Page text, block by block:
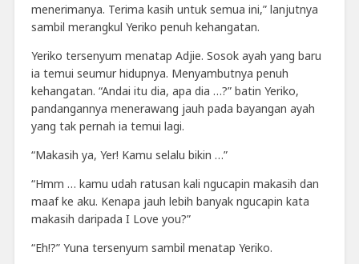
menerimanya. Terima kasih untuk semua ini,” lanjutnya
sambil merangkul Yeriko penuh kehangatan.
Yeriko tersenyum menatap Adjie. Sosok ayah yang baru
ia temui seumur hidupnya. Menyambutnya penuh
kehangatan. “Andai itu dia, apa dia …?” batin Yeriko,
pandangannya menerawang jauh pada bayangan ayah
yang tak pernah ia temui lagi.
“Makasih ya, Yer! Kamu selalu bikin …”
“Hmm … kamu udah ratusan kali ngucapin makasih dan
maaf ke aku. Kenapa jauh lebih banyak ngucapin kata
makasih daripada I Love you?”
“Eh!?” Yuna tersenyum sambil menatap Yeriko.